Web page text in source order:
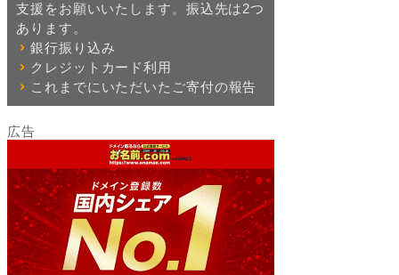
支援をお願いいたします。振込先は2つ
あります。
銀行振り込み
クレジットカード利用
これまでにいただいたご寄付の報告